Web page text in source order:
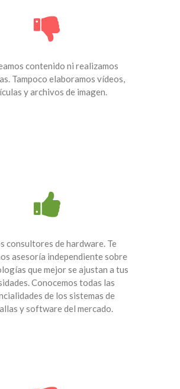
contenido ni realizamos
Tampoco elaboramos vídeos,
y archivos de imagen.
consultores de hardware. Te
asesoría independiente sobre
que mejor se ajustan a tus
Conocemos todas las
de los sistemas de
y software del mercado.